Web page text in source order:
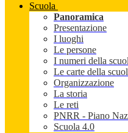
Scuola
Panoramica
Presentazione
I luoghi
Le persone
I numeri della
Le carte della
Organizzazione
La storia
Le reti
PNRR - Piano
Scuola 4.0